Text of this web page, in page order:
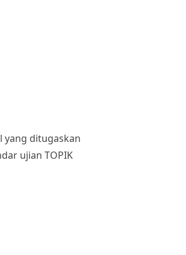
yang ditugaskan
ujian TOPIK